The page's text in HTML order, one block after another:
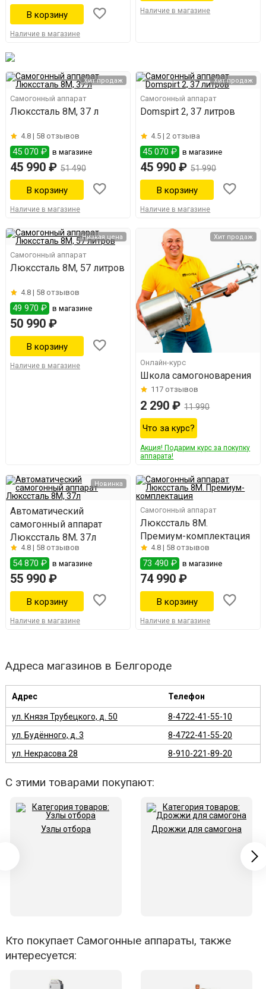
Наличие в магазине
Наличие в магазине
Хит продаж
Самогонный аппарат
Люкссталь 8М, 37 л
4.8 | 58 отзывов
45 070 ₽ в магазине
45 990 ₽ 51 490
Наличие в магазине
Хит продаж
Самогонный аппарат
Domspirt 2, 37 литров
4.5 |2 отзыва
45 070 ₽ в магазине
45 990 ₽ 51 990
Наличие в магазине
Низкая цена
Самогонный аппарат
Люкссталь 8М, 57 литров
4.8 | 58 отзывов
49 970 ₽ в магазине
50 990 ₽
Наличие в магазине
Хит продаж
Онлайн-курс
Школа самогоноварения
117 отзывов
2 290 ₽ 11 990
Что за курс?
Акция! Подарим курс за покупку
аппарата!
Новинка
Автоматический
самогонный аппарат
Люкссталь 8М, 37л
4.8 | 58 отзывов
54 870 ₽ в магазине
55 990 ₽
Наличие в магазине
Самогонный аппарат
Люкссталь 8M.
Премиум-комплектация
4.8 | 58 отзывов
73 490 ₽ в магазине
74 990 ₽
Наличие в магазине
Адреса магазинов в Белгороде
Адрес Телефон
ул. Князя Трубецкого, д. 50
8-4722-41-55-10
ул. Будённого, д. 3
8-4722-41-55-20
ул. Некрасова 28
8-910-221-89-20
С этими товарами покупают:
Узлы отбора Дрожжи для самогона
Кто покупает Самогонные аппараты, также
интересуется: